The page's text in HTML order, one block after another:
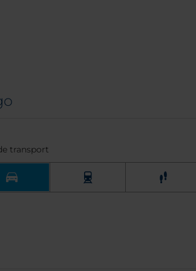
transport